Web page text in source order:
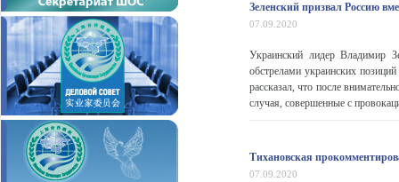
Зеленский призвал Россию
07.09.2020
Украинский лидер Владимир
обстрелами украинских
рассказал, что после
случая, совершенные с
Тихановская
07.09.2020